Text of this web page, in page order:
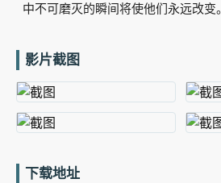
中不可磨灭的瞬间将使他们永远改变。
影片截图
下载地址